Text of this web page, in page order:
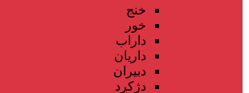
خنج
خور
داراب
داریان
دبیران
دژکرد